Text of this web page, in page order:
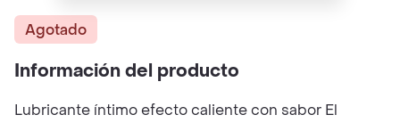
Agotado
Información del producto
Lubricante íntimo efecto caliente con sabor El